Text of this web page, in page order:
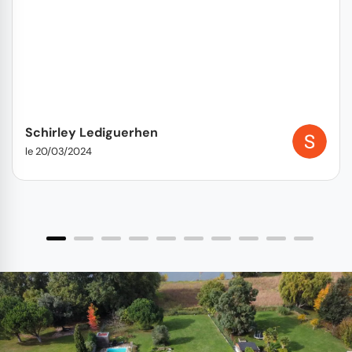
Schirley Lediguerhen
le 20/03/2024